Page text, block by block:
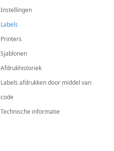
Instellingen
Labels
Printers
Sjablonen
Afdrukhistoriek
Labels afdrukken door middel van
code
Technische informatie